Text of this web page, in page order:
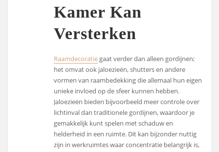
Kamer Kan
Versterken
Raamdecoratie gaat verder dan alleen gordijnen;
het omvat ook jaloezieën, shutters en andere
vormen van raambedekking die allemaal hun eigen
unieke invloed op de sfeer kunnen hebben.
Jaloezieën bieden bijvoorbeeld meer controle over
lichtinval dan traditionele gordijnen, waardoor je
gemakkelijk kunt spelen met schaduw en
helderheid in een ruimte. Dit kan bijzonder nuttig
zijn in werkruimtes waar concentratie belangrijk is,